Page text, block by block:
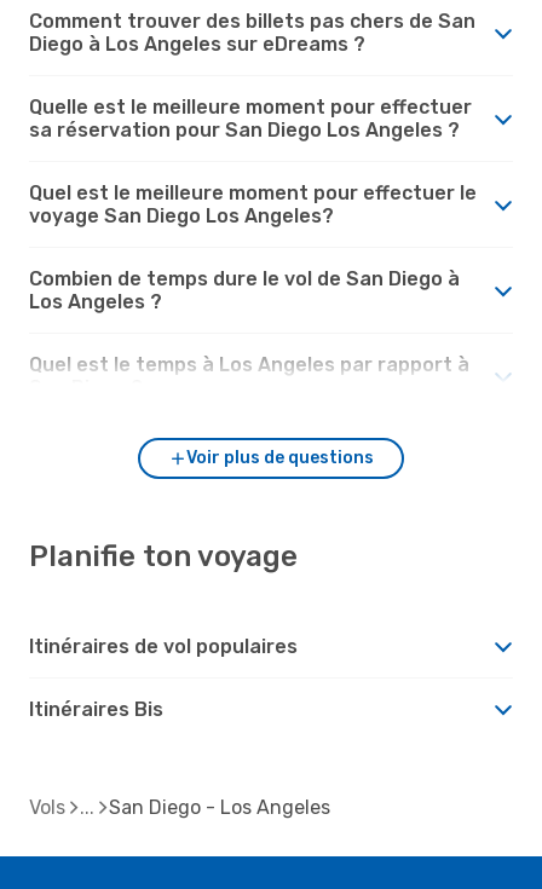
Comment trouver des billets pas chers de San
Diego à Los Angeles sur eDreams ?
Quelle est le meilleure moment pour effectuer
sa réservation pour San Diego Los Angeles ?
Quel est le meilleure moment pour effectuer le
voyage San Diego Los Angeles?
Combien de temps dure le vol de San Diego à
Los Angeles ?
Quel est le temps à Los Angeles par rapport à
Voir plus de questions
Planifie ton voyage
Itinéraires de vol populaires
Itinéraires Bis
Vols San Diego - Los Angeles